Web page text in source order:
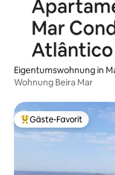
Eigentumswohnung in
Wohnung Beira Mar
Beliebter Gäste-Favorit.
Gäste-Favorit